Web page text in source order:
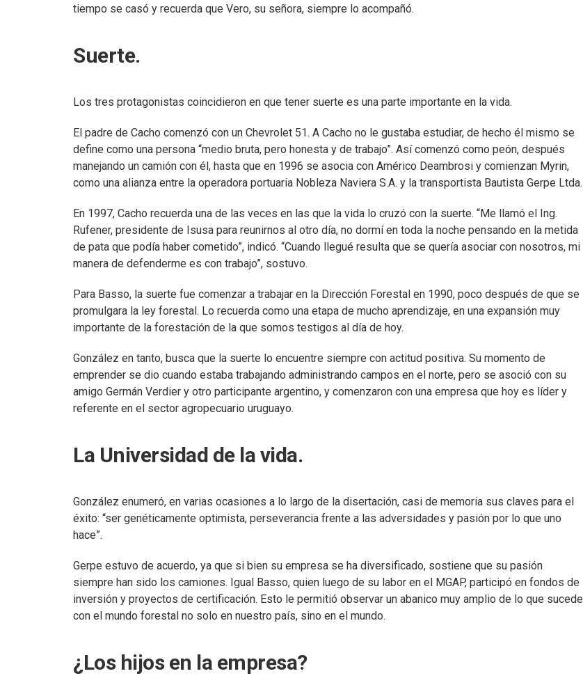
tiempo se casó y recuerda que Vero, su señora, siempre lo acompañó.
Suerte.
Los tres protagonistas coincidieron en que tener suerte es una parte importante en la vida.
El padre de Cacho comenzó con un Chevrolet 51. A Cacho no le gustaba estudiar, de hecho él mismo se
define como una persona “medio bruta, pero honesta y de trabajo”. Así comenzó como peón, después
manejando un camión con él, hasta que en 1996 se asocia con Américo Deambrosi y comienzan Myrin,
como una alianza entre la operadora portuaria Nobleza Naviera S.A. y la transportista Bautista Gerpe Ltda.
En 1997, Cacho recuerda una de las veces en las que la vida lo cruzó con la suerte. “Me llamó el Ing.
Rufener, presidente de Isusa para reunirnos al otro día, no dormí en toda la noche pensando en la metida
de pata que podía haber cometido”, indicó. “Cuando llegué resulta que se quería asociar con nosotros, mi
manera de defenderme es con trabajo”, sostuvo.
Para Basso, la suerte fue comenzar a trabajar en la Dirección Forestal en 1990, poco después de que se
promulgara la ley forestal. Lo recuerda como una etapa de mucho aprendizaje, en una expansión muy
importante de la forestación de la que somos testigos al día de hoy.
González en tanto, busca que la suerte lo encuentre siempre con actitud positiva. Su momento de
emprender se dio cuando estaba trabajando administrando campos en el norte, pero se asoció con su
amigo Germán Verdier y otro participante argentino, y comenzaron con una empresa que hoy es líder y
referente en el sector agropecuario uruguayo.
La Universidad de la vida.
González enumeró, en varias ocasiones a lo largo de la disertación, casi de memoria sus claves para el
éxito: “ser genéticamente optimista, perseverancia frente a las adversidades y pasión por lo que uno
hace”.
Gerpe estuvo de acuerdo, ya que si bien su empresa se ha diversificado, sostiene que su pasión
siempre han sido los camiones. Igual Basso, quien luego de su labor en el MGAP, participó en fondos de
inversión y proyectos de certificación. Esto le permitió observar un abanico muy amplio de lo que sucede
con el mundo forestal no solo en nuestro país, sino en el mundo.
¿Los hijos en la empresa?